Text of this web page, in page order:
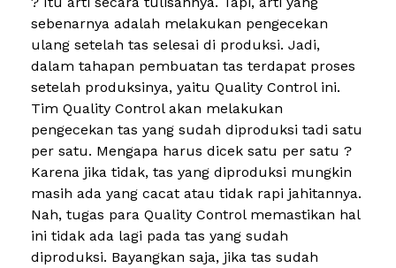
sebenarnya adalah melakukan pengecekan
ulang setelah tas selesai di produksi. Jadi,
dalam tahapan pembuatan tas terdapat proses
setelah produksinya, yaitu Quality Control ini.
Tim Quality Control akan melakukan
pengecekan tas yang sudah diproduksi tadi satu
per satu. Mengapa harus dicek satu per satu ?
Karena jika tidak, tas yang diproduksi mungkin
masih ada yang cacat atau tidak rapi jahitannya.
Nah, tugas para Quality Control memastikan hal
ini tidak ada lagi pada tas yang sudah
diproduksi. Bayangkan saja, jika tas sudah